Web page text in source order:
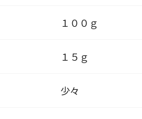
１００ｇ
１５ｇ
少々